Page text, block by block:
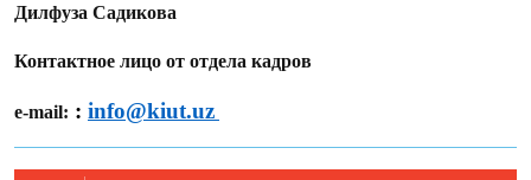
Дилфуза Садикова
Контактное лицо от отдела кадров
e-mail: : info@kiut.uz